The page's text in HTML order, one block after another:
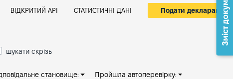
ВІДКРИТИЙ АРІ СТАТИСТИЧНІ ДАНІ Подати декларацію
шукати скрізь
становище: Пройшла автоперевірку:
Зміст документа